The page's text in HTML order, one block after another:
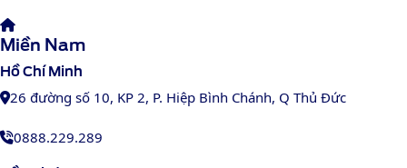
Miền Nam
Hồ Chí Minh
26 đường số 10, KP 2, P. Hiệp Bình Chánh, Q Thủ Đức
0888.229.289